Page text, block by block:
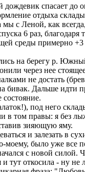
спасает
отдыха
с Леной, как
6 раз,
среды примерно +3
на берегу р.
через нее
не достать
Дальше идти
под него
в том правы: я без
зияющую яму.
и залезать в
было уже все
с новой силой.
тут откосила - ну